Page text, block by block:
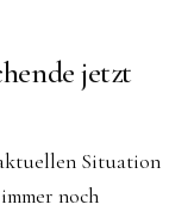
jetzt
Situation
noch